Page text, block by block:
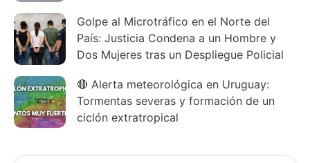
Golpe al Microtráfico en el Norte del
País: Justicia Condena a un Hombre y
Dos Mujeres tras un Despliegue Policial
🔴 Alerta meteorológica en Uruguay:
Tormentas severas y formación de un
ciclón extratropical